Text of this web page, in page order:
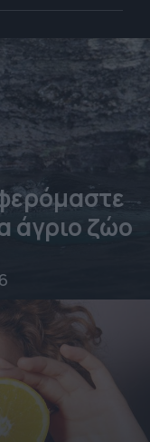
άγριο ζώο